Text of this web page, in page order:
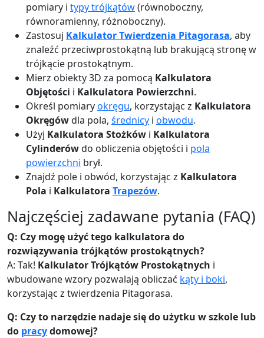
pomiary i typy trójkątów(równoboczny,
równoramienny, różnoboczny).
Zastosuj Kalkulator Twierdzenia Pitagorasa, aby
znaleźć przeciwprostokątną lub brakującą stronę w
trójkącie prostokątnym.
Mierz obiekty 3D za pomocą Kalkulatora
Objętości i Kalkulatora Powierzchni.
Określ pomiaryokręgu, korzystając z Kalkulatora
Okręgówdla pola, średnicy i obwodu.
Użyj Kalkulatora Stożków i Kalkulatora
Cylinderówdo obliczenia objętości i pola
powierzchni brył.
Znajdź pole i obwód, korzystając z Kalkulatora
Pola i Kalkulatora Trapezów.
Najczęściej zadawane pytania (FAQ)
Q: Czy mogę użyć tego kalkulatora do
rozwiązywania trójkątów prostokątnych?
A: Tak! Kalkulator Trójkątów Prostokątnych i
wbudowane wzory pozwalają obliczać kąty i boki,
korzystając z twierdzenia Pitagorasa.
Q: Czy to narzędzie nadaje się do użytku w szkole lub
do pracydomowej?